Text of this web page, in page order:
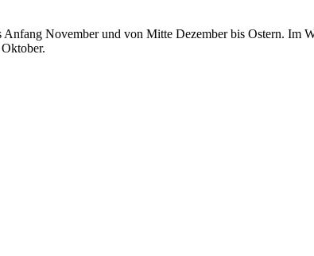
November und von Mitte Dezember bis Ostern. Im